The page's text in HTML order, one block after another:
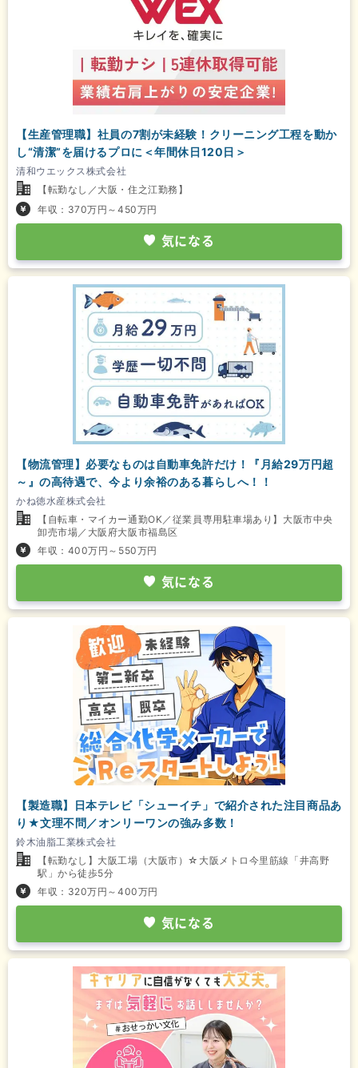
【生産管理職】社員の7割が未経験！クリーニング工程を動か
し“清潔”を届けるプロに＜年間休日120日＞
清和ウエックス株式会社
【転勤なし／大阪・住之江勤務】
年収：370万円～450万円
気になる
【物流管理】必要なものは自動車免許だけ！『月給29万円超
～』の高待遇で、今より余裕のある暮らしへ！！
かね徳水産株式会社
【自転車・マイカー通勤OK／従業員専用駐車場あり】大阪市中央
卸売市場／大阪府大阪市福島区
年収：400万円～550万円
気になる
【製造職】日本テレビ「シューイチ」で紹介された注目商品あ
り★文理不問／オンリーワンの強み多数！
鈴木油脂工業株式会社
【転勤なし】大阪工場（大阪市）☆大阪メトロ今里筋線「井高野
駅」から徒歩5分
年収：320万円～400万円
気になる